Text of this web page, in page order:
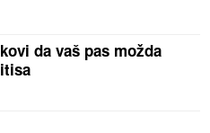
da vaš pas možda